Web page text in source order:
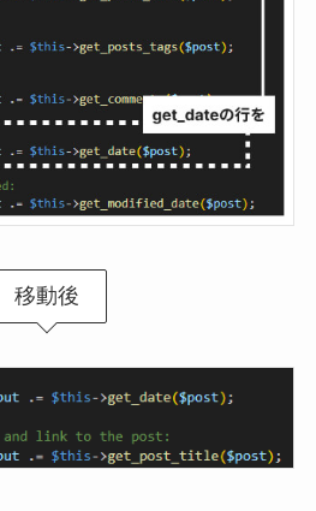
移動後